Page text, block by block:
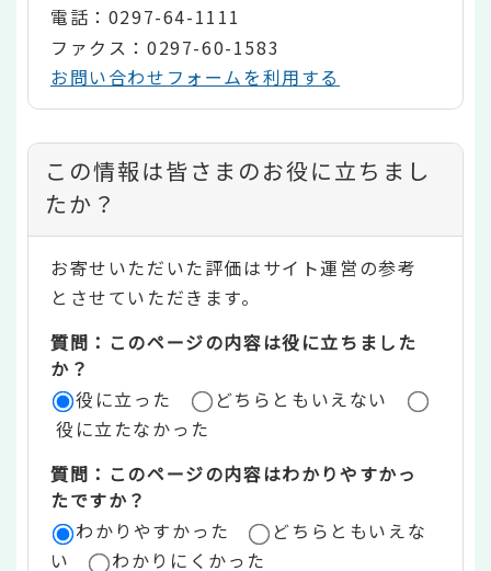
電話：0297-64-1111
ファクス：0297-60-1583
お問い合わせフォームを利用する
コ
ン
テ
ン
ツ
評
価
リ
ア
この情報は皆さまのお役に立ちまし
たか？
お寄せいただいた評価はサイト運営の参考
とさせていただきます。
質問：このページの内容は役に立ちました
か？
役に立った
どちらともいえない
役に立たなかった
質問：このページの内容はわかりやすかっ
たですか？
わかりやすかった
どちらともいえな
い
わかりにくかった